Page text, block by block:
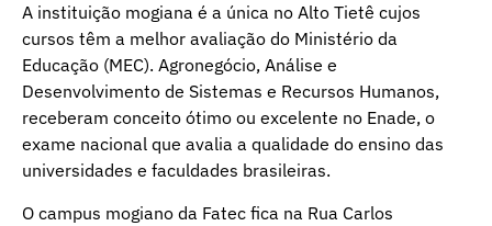
A instituição mogiana é a única no Alto Tietê cujos
cursos têm a melhor avaliação do Ministério da
Educação (MEC). Agronegócio, Análise e
Desenvolvimento de Sistemas e Recursos Humanos,
receberam conceito ótimo ou excelente no Enade, o
exame nacional que avalia a qualidade do ensino das
universidades e faculdades brasileiras.
O campus mogiano da Fatec fica na Rua Carlos